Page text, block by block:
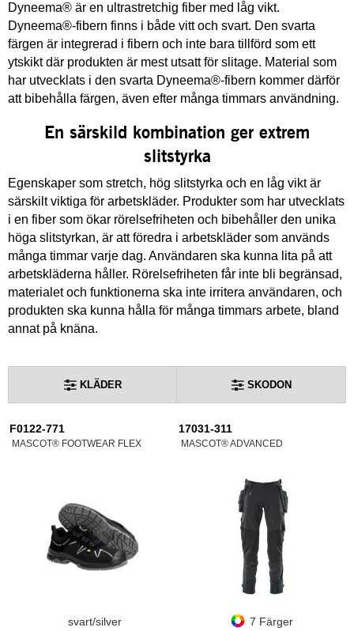
Dyneema® är en ultrastretchig fiber med låg vikt.
Dyneema®-fibern finns i både vitt och svart. Den svarta
färgen är integrerad i fibern och inte bara tillförd som ett
ytskikt där produkten är mest utsatt för slitage. Material som
har utvecklats i den svarta Dyneema®-fibern kommer därför
att bibehålla färgen, även efter många timmars användning.
En särskild kombination ger extrem
slitstyrka
Egenskaper som stretch, hög slitstyrka och en låg vikt är
särskilt viktiga för arbetskläder. Produkter som har utvecklats
i en fiber som ökar rörelsefriheten och bibehåller den unika
höga slitstyrkan, är att föredra i arbetskläder som används
många timmar varje dag. Användaren ska kunna lita på att
arbetskläderna håller. Rörelsefriheten får inte bli begränsad,
materialet och funktionerna ska inte irritera användaren, och
produkten ska kunna hålla för många timmars arbete, bland
annat på knäna.
KLÄDER SKODON
F0122-771
MASCOT® FOOTWEAR FLEX
svart/silver
17031-311
MASCOT® ADVANCED
7 Färger